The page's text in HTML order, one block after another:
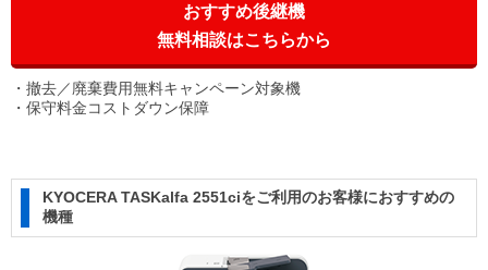
おすすめ後継機
無料相談はこちらから
撤去／廃棄費用無料キャンペーン対象機
保守料金コストダウン保障
KYOCERA TASKalfa 2551ciをご利用のお客様におすすめの
機種